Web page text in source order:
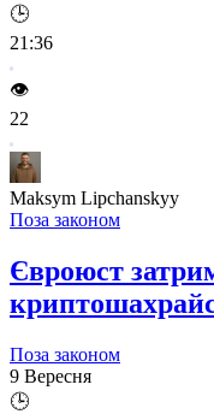
🕒
21:36
👁️
22
Maksym Lipchanskyy
Поза законом
Євроюст
Поза законом
9 Вересня
🕒